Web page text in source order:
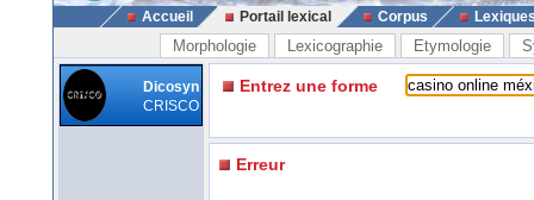
Accueil Portail lexical Corpus
Morphologie Lexicographie Etymologie
Dicosyn
CRISCO
Entrez une forme
Erreur